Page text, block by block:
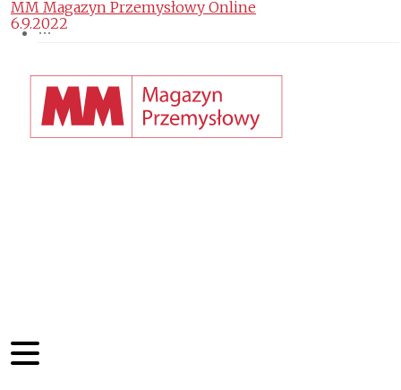
MM Magazyn Przemysłowy Online
6.9.2022